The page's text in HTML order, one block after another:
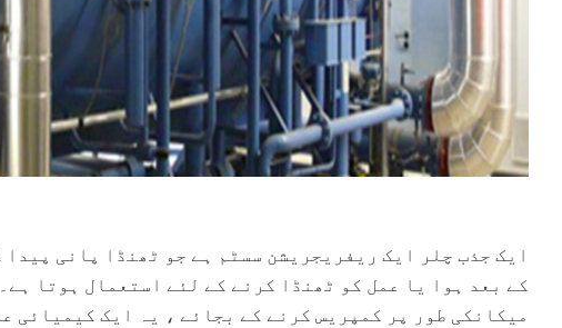
ایک جذب چلر ایک ریفریجریشن سسٹم ہے جو ٹھنڈا پانی
کے بعد ہوا یا عمل کو ٹھنڈا کرنے کے لئے استعمال ہوتا
میکانکی طور پر کمپریس کرنے کے بجائے ، یہ ایک کیمیائی